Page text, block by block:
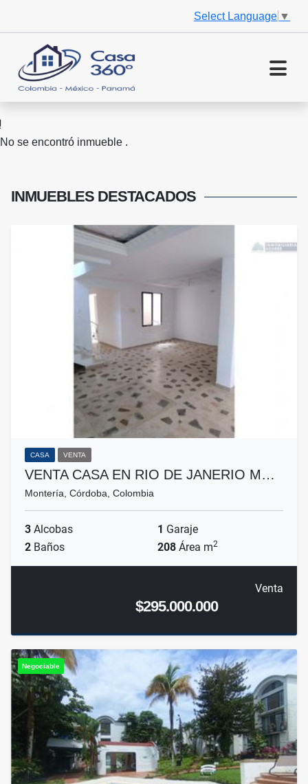
Select Language ▼
No se encontró inmueble .
INMUEBLES DESTACADOS
CASA VENTA
VENTA CASA EN RIO DE JANERIO M…
Montería, Córdoba, Colombia
3 Alcobas 1 Garaje
2 Baños 208 Área m2
Venta
$295.000.000
Negociable